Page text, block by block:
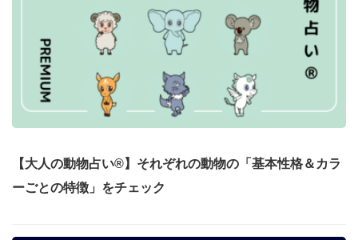
【大人の動物占い®】それぞれの動物の「基本性格＆カラ
ーごとの特徴」をチェック